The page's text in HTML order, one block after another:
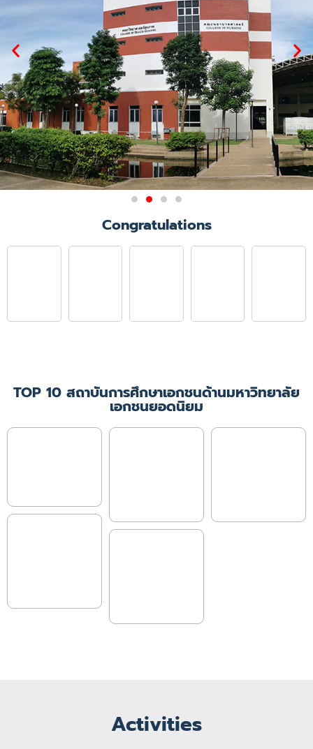
ผลการรับรองสถาบันการศึกษา
วิชาการพยาบาลและการ
ผดุงครรภ์
รับรองคณะพยาบาลศาสตร์
(ปีการศึกษา 2564 - 2567)
เพิ่มเติม
Congratulations
TOP 10 สถาบันการศึกษาเอกชนด้านมหาวิทยาลัย
เอกชนยอดนิยม
Activities